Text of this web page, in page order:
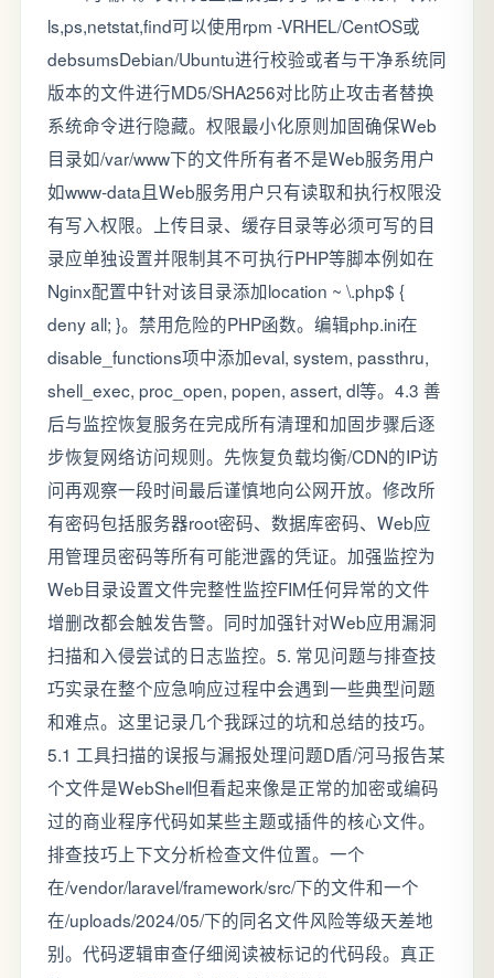
ls,ps,netstat,find可以使用rpm -VRHEL/CentOS或
debsumsDebian/Ubuntu进行校验或者与干净系统同
版本的文件进行MD5/SHA256对比防止攻击者替换
系统命令进行隐藏。权限最小化原则加固确保Web
目录如/var/www下的文件所有者不是Web服务用户
如www-data且Web服务用户只有读取和执行权限没
有写入权限。上传目录、缓存目录等必须可写的目
录应单独设置并限制其不可执行PHP等脚本例如在
Nginx配置中针对该目录添加location ~ \.php$ {
deny all; }。禁用危险的PHP函数。编辑php.ini在
disable_functions项中添加eval, system, passthru,
shell_exec, proc_open, popen, assert, dl等。4.3 善
后与监控恢复服务在完成所有清理和加固步骤后逐
步恢复网络访问规则。先恢复负载均衡/CDN的IP访
问再观察一段时间最后谨慎地向公网开放。修改所
有密码包括服务器root密码、数据库密码、Web应
用管理员密码等所有可能泄露的凭证。加强监控为
Web目录设置文件完整性监控FIM任何异常的文件
增删改都会触发告警。同时加强针对Web应用漏洞
扫描和入侵尝试的日志监控。5. 常见问题与排查技
巧实录在整个应急响应过程中会遇到一些典型问题
和难点。这里记录几个我踩过的坑和总结的技巧。
5.1 工具扫描的误报与漏报处理问题D盾/河马报告某
个文件是WebShell但看起来像是正常的加密或编码
过的商业程序代码如某些主题或插件的核心文件。
排查技巧上下文分析检查文件位置。一个
在/vendor/laravel/framework/src/下的文件和一个
在/uploads/2024/05/下的同名文件风险等级天差地
别。代码逻辑审查仔细阅读被标记的代码段。真正